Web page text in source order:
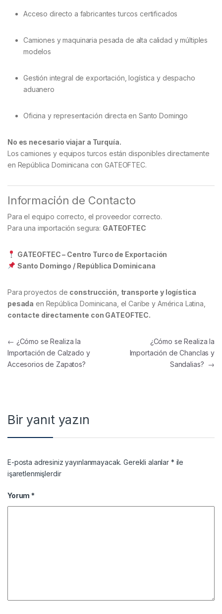
Acceso directo a fabricantes turcos certificados
Camiones y maquinaria pesada de alta calidad y múltiples
modelos
Gestión integral de exportación, logística y despacho
aduanero
Oficina y representación directa en Santo Domingo
No es necesario viajar a Turquía.
Los camiones y equipos turcos están disponibles directamente
en República Dominicana con GATEOFTEC.
Información de Contacto
Para el equipo correcto, el proveedor correcto.
Para una importación segura: GATEOFTEC
GATEOFTEC – Centro Turco de Exportación
Santo Domingo / República Dominicana
Para proyectos de construcción, transporte y logística
pesada en República Dominicana, el Caribe y América Latina,
contacte directamente con GATEOFTEC.
Yazı gezinmesi
← ¿Cómo se Realiza la
Importación de Calzado y
Accesorios de Zapatos?
¿Cómo se Realiza la
Importación de Chanclas y
Sandalias? →
Bir yanıt yazın
E-posta adresiniz yayınlanmayacak. Gerekli alanlar * ile
işaretlenmişlerdir
Yorum *